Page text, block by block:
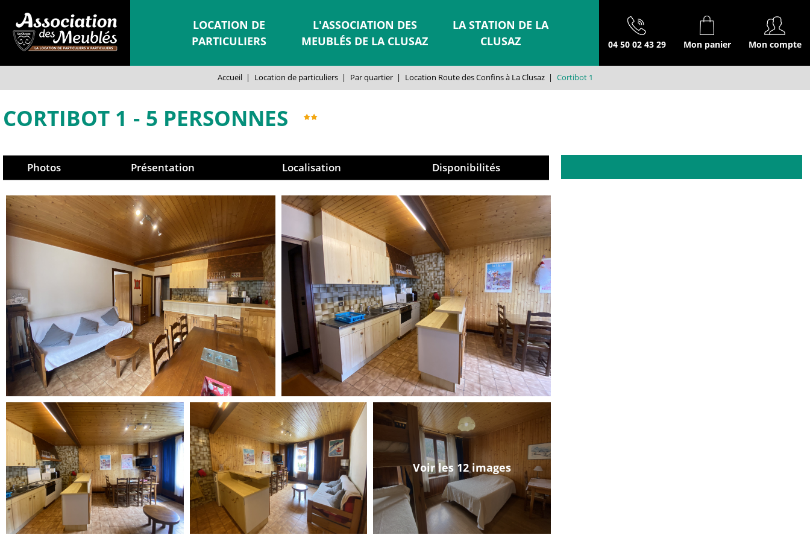
LOCATION DE
PARTICULIERS
L'ASSOCIATION DES
MEUBLÉS DE LA CLUSAZ
LA STATION DE LA
CLUSAZ
04 50 02 43 29 Mon panier Mon compte
Accueil | Location de particuliers | Par quartier | Location Route des Confins à La Clusaz | Cortibot 1
CORTIBOT 1 5 PERSONNES
Photos Présentation Localisation Disponibilités
Voir les 12 images